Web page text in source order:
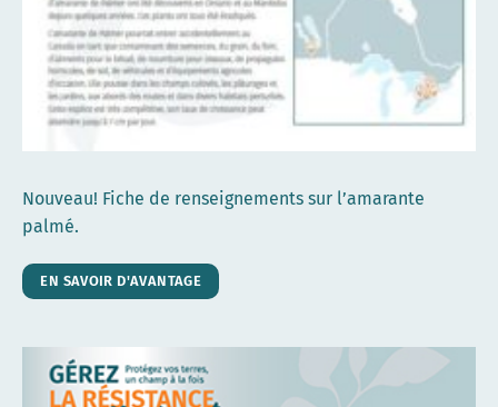
Nouveau! Fiche de renseignements sur l’amarante
palmé.
EN SAVOIR D'AVANTAGE